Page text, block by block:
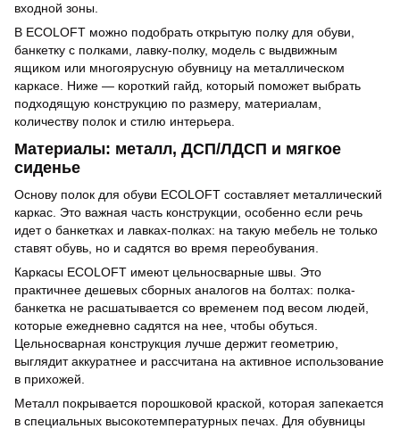
входной зоны.
В ECOLOFT можно подобрать открытую полку для обуви,
банкетку с полками, лавку-полку, модель с выдвижным
ящиком или многоярусную обувницу на металлическом
каркасе. Ниже — короткий гайд, который поможет выбрать
подходящую конструкцию по размеру, материалам,
количеству полок и стилю интерьера.
Материалы: металл, ДСП/ЛДСП и мягкое
сиденье
Основу полок для обуви ECOLOFT составляет металлический
каркас. Это важная часть конструкции, особенно если речь
идет о банкетках и лавках-полках: на такую мебель не только
ставят обувь, но и садятся во время переобувания.
Каркасы ECOLOFT имеют цельносварные швы. Это
практичнее дешевых сборных аналогов на болтах: полка-
банкетка не расшатывается со временем под весом людей,
которые ежедневно садятся на нее, чтобы обуться.
Цельносварная конструкция лучше держит геометрию,
выглядит аккуратнее и рассчитана на активное использование
в прихожей.
Металл покрывается порошковой краской, которая запекается
в специальных высокотемпературных печах. Для обувницы